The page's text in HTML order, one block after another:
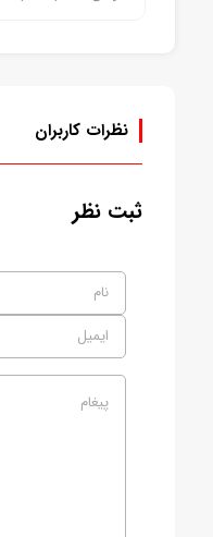
نظرات کاربران
ثبت نظر